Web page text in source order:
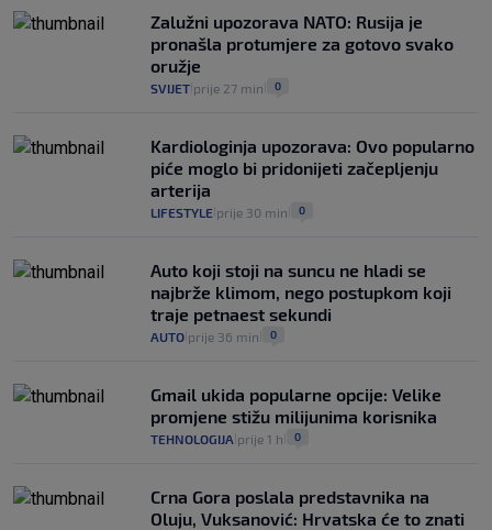
Plenković na 15 dana ukine mjere: "Ne bi
se dogodilo ništa. Vlada se zaljubila u te
intervencije"
VIJESTI
Zalužni upozorava NATO: Rusija je
pronašla protumjere za gotovo svako
oružje
SVIJET prije 27 min 0
Kardiologinja upozorava: Ovo popularno
piće moglo bi pridonijeti začepljenju
arterija
LIFESTYLE prije 30 min 0
Auto koji stoji na suncu ne hladi se
najbrže klimom, nego postupkom koji
traje petnaest sekundi
AUTO prije 36 min 0
Gmail ukida popularne opcije: Velike
promjene stižu milijunima korisnika
TEHNOLOGIJA prije 1 h 0
Crna Gora poslala predstavnika na
Oluju, Vuksanović: Hrvatska će to znati